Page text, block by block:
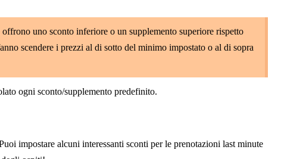
uno sconto inferiore o un supplemento superiore rispetto
scendere i prezzi al di sotto del minimo impostato o al di sopra
ogni sconto/supplemento predefinito.
impostare alcuni interessanti sconti per le prenotazioni last minute